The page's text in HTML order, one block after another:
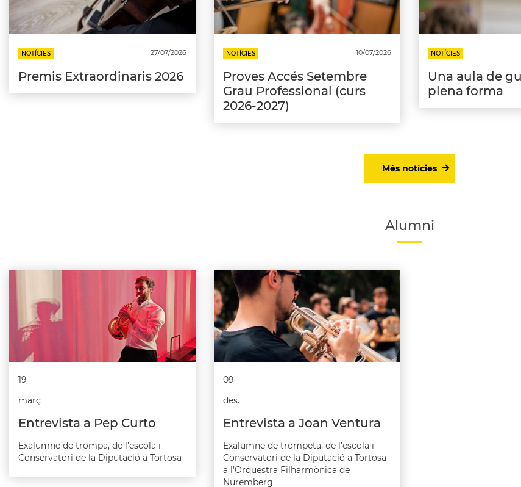
NOTÍCIES 27/07/2026
Premis Extraordinaris 2026
NOTÍCIES 10/07/2026
Proves Accés Setembre
Grau Professional (curs
2026-2027)
NOTÍCIES
Una aula de
plena forma
Més notícies
Alumni
19
març
Entrevista a Pep Curto
Exalumne de trompa, de l’escola i
Conservatori de la Diputació a Tortosa
09
des.
Entrevista a Joan Ventura
Exalumne de trompeta, de l’escola i
Conservatori de la Diputació a Tortosa
a l’Orquestra Filharmònica de
Nuremberg